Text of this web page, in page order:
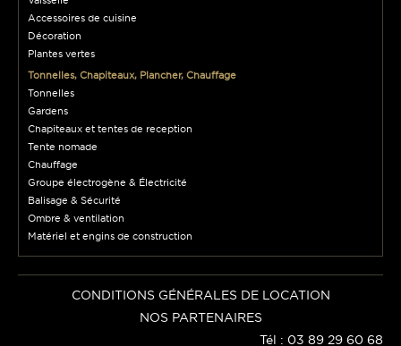
Accessoires de cuisine
Décoration
Plantes vertes
Tonnelles, Chapiteaux, Plancher, Chauffage
Tonnelles
Gardens
Chapiteaux et tentes de reception
Tente nomade
Chauffage
Groupe électrogène & Électricité
Balisage & Sécurité
Ombre & ventilation
Matériel et engins de construction
CONDITIONS GÉNÉRALES DE LOCATION
NOS PARTENAIRES
Tél : 03 89 29 60 68